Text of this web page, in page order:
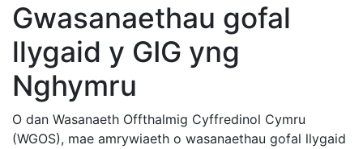
Gwasanaethau gofal
llygaid y GIG yng
Nghymru
O dan Wasanaeth Offthalmig Cyffredinol Cymru
(WGOS), mae amrywiaeth o wasanaethau gofal llygaid